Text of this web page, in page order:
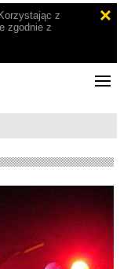
z
zgodnie z